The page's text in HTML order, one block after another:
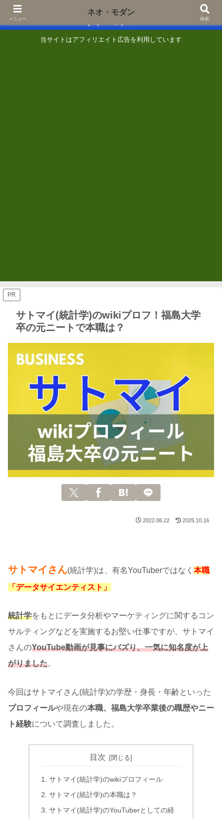
あなたの『知りたい』に一歩でも近づくために
当サイトはアフィリエイト広告を利用しています
PR
サトマイ(統計学)のwikiプロフ！福島大学
卒の元ニートで本職は？
2022.08.22 2025.10.16
サトマイさん(統計学)は、有名YouTuberではなく 本職
「データサイエンティスト」
統計学をもとにデータ分析やマーケティングに関するコン
サルティングなどを実施するお堅い仕事ですが、サトマイ
さんのYouTube動画が見事にバズり、一気に知名度が上
がりました。
今回はサトマイさん(統計学)の学歴・身長・年齢といった
プロフィールや現在の本職、福島大学卒業後の職歴やニー
ト経験について調査しました。
目次
サトマイ(統計学)のwikiプロフィール
サトマイ(統計学)の本職は？
サトマイ(統計学)のYouTuberとしての経
メニュー
ネオ・モダン
検索